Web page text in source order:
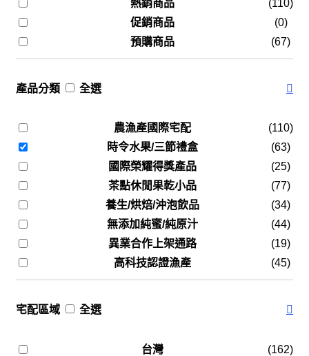
熱銷商品
(110)
促銷商品
(0)
預購商品
(67)
產品分類 全選
農漁產國際宅配
(110)
時令水果/三節禮盒
(63)
國際榮耀得獎產品
(25)
茶點休閒果乾小品
(77)
養生/烘焙/沖泡飲品
(34)
無添加純蜜/純原汁
(44)
異業合作上架通路
(19)
高科技認證漁產
(45)
宅配區域 全選
台灣
(162)